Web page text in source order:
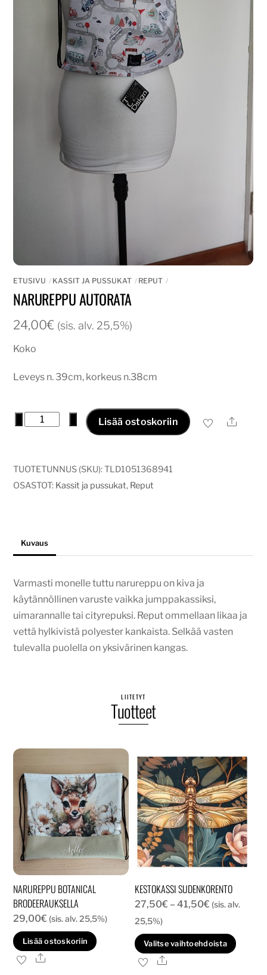
ETUSIVU KASSIT JA PUSSUKAT REPUT
NARUREPPU AUTORATA
24,00€ (sis. alv. 25,5%)
Koko
Leveys n. 39cm, korkeus n.38cm
Narureppu
Lisää ostoskoriin Ale
TUOTETUNNUS (SKU):TLD1051368941
OSASTOT: Kassit ja pussukat, Reput
Kuvaus
Varmasti monelle tuttu narureppu on kiva ja
käytännöllinen varuste vaikka jumppakassiksi,
uimarannalle tai cityrepuksi. Reput ommellaan likaa ja
vettä hylkivistä polyester kankaista. Selkää vasten
tulevalla puolella on yksivärinen kangas.
LIITETYT
Tuotteet
NARUREPPU BOTANICAL
BRODEERAUKSELLA
29,00€ (sis. alv. 25,5%)
Lisää ostoskoriin
Ale
KESTOKASSI SUDENKORENTO
27,50€ – 41,50€Hintaluokka:
-
41,50€
(sis. alv.
25,5%)
Valitse vaihtoehdoista
Ale